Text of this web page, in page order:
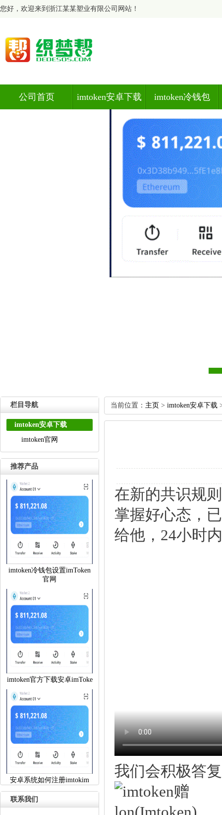
您好，欢迎来到浙江某某塑业有限公司网站！
公司首页 imtoken安卓下载 imtoken冷钱包
栏目导航
imtoken安卓下载
imtoken官网
推荐产品
imtoken冷钱包设置imToken
官网
imtoken官方下载安卓imToke
安卓系统如何注册imtokim
联系我们
当前位置： 主页 > imtoken安卓下载
在新的共识规
掌握好心态，
给他，24小时
我们会积极答